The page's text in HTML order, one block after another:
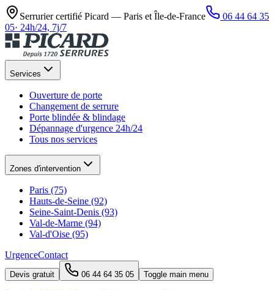
Serrurier certifié Picard — Paris et Île-de-France
06 44 64 35
05· 24h/24, 7j/7
Services
Ouverture de porte
Changement de serrure
Porte blindée & blindage
Dépannage d'urgence 24h/24
Tous nos services
Zones d'intervention
Paris (75)
Hauts-de-Seine (92)
Seine-Saint-Denis (93)
Val-de-Marne (94)
Val-d'Oise (95)
UrgenceContact
Devis gratuit 06 44 64 35 05 Toggle main menu